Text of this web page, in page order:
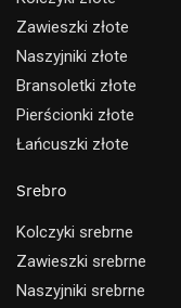
Zawieszki złote
Naszyjniki złote
Bransoletki złote
Pierścionki złote
Łańcuszki złote
Srebro
Kolczyki srebrne
Zawieszki srebrne
Naszyjniki srebrne